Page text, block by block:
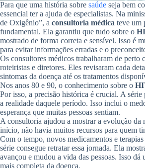
Para que uma história sobre saúde seja bem
essencial ter a ajuda de especialistas. Na
de Oxigênio”, a consultoria médica teve um
fundamental. Ela garantiu que tudo sobre o
mostrado de forma correta e sensível. Isso é
para evitar informações erradas e o
Os consultores médicos trabalharam de perto
roteiristas e diretores. Eles revisaram cada
sintomas da doença até os tratamentos
Nos anos 80 e 90, o conhecimento sobre o
Por isso, a precisão histórica é crucial. A
a realidade daquele período. Isso inclui o
esperança que muitas pessoas sentiam.
A consultoria ajudou a mostrar a evolução da
início, não havia muitos recursos para quem
Com o tempo, novos medicamentos e
série consegue retratar essa jornada. Ela
avançou e mudou a vida das pessoas. Isso dá
mais completa da doença.